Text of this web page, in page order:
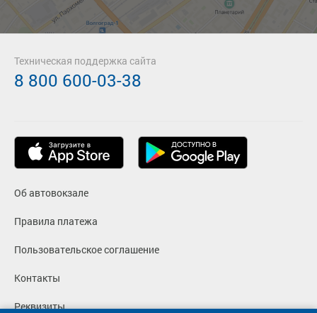
Об автовокзале
Правила платежа
Пользовательское соглашение
Контакты
Реквизиты
Техническая поддержка сайта
8 800 600-03-38